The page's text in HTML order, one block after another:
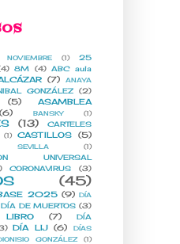
(1)
25
8M (4)
ABC aula
(7)
ANAYA
GONZÁLEZ (2)
(5)
ASAMBLEA
(6) BANSKY (1)
(13)
CARTELES
(1) CASTILLOS (5)
SEVILLA (1)
UNIVERSAL
CORONAVIRUS (3)
(45)
2025 (9) DÍA
DÍA DE MUERTOS (3)
(7)
DÍA
DÍA LIJ (6)
DÍAS
GONZÁLEZ
(1)